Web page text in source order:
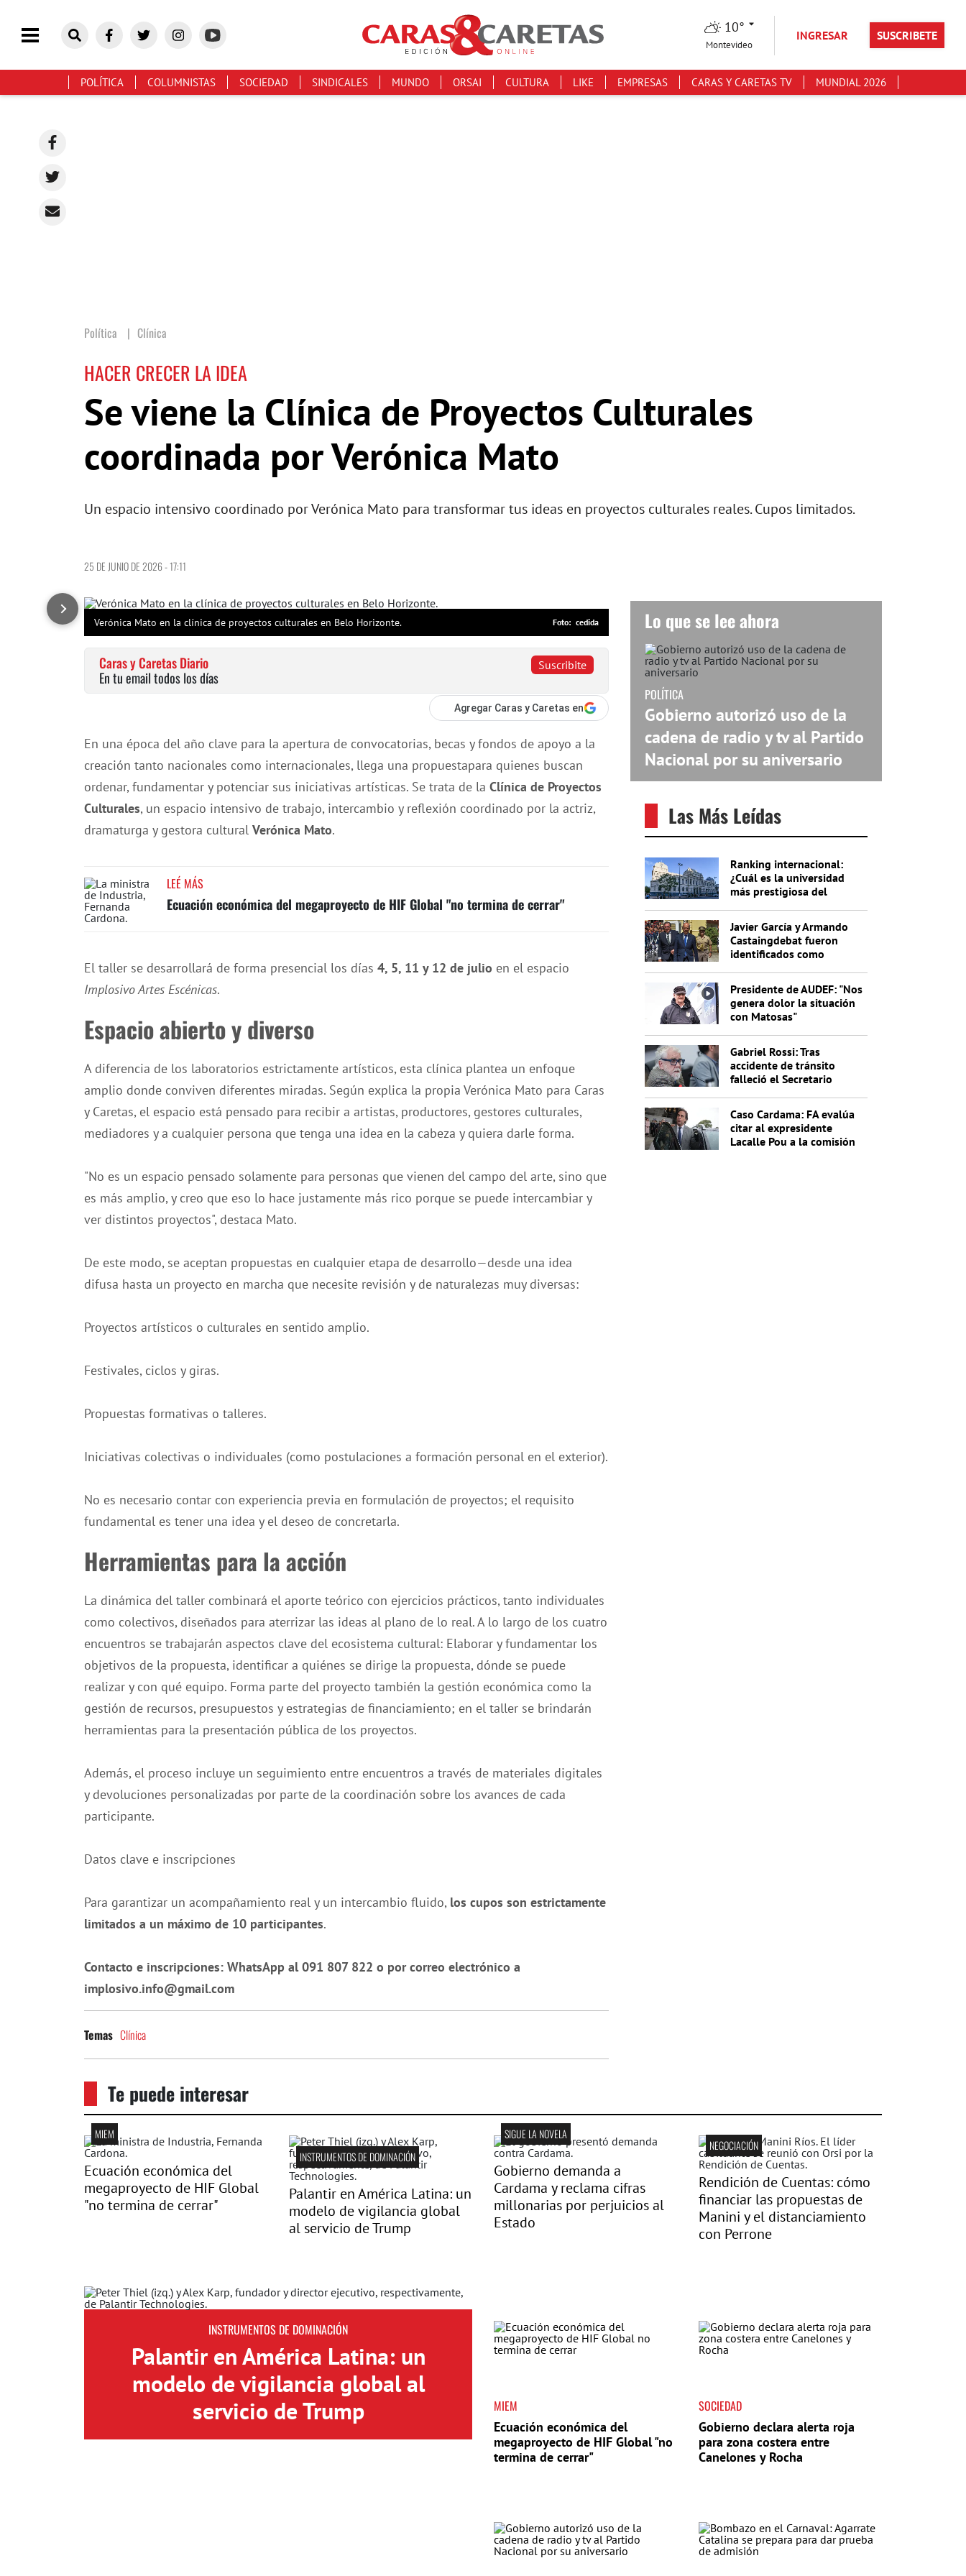
10°
Montevideo
INGRESAR SUSCRIBETE
POLÍTICA COLUMNISTAS SOCIEDAD SINDICALES MUNDO ORSAI CULTURA LIKE EMPRESAS CARAS Y CARETAS TV MUNDIAL 2026
Política Clínica
HACER CRECER LA IDEA
Se viene la Clínica de Proyectos Culturales
coordinada por Verónica Mato
Un espacio intensivo coordinado por Verónica Mato para transformar tus ideas en proyectos culturales reales. Cupos limitados.
25 DE JUNIO DE 2026 - 17:11
Verónica Mato en la clínica de proyectos culturales en Belo Horizonte. cedida
Suscribite
Caras y Caretas Diario
En tu email todos los días
Agregar Caras y Caretas en
En una época del año clave para la apertura de convocatorias, becas y fondos de apoyo a la
creación tanto nacionales como internacionales, llega una propuestapara quienes buscan
ordenar, fundamentar y potenciar sus iniciativas artísticas. Se trata de la Clínica de Proyectos
Culturales, un espacio intensivo de trabajo, intercambio y reflexión coordinado por la actriz,
dramaturga y gestora cultural Verónica Mato.
LEÉ MÁS
Ecuación económica del megaproyecto de HIF Global "no termina de cerrar"
El taller se desarrollará de forma presencial los días 4, 5, 11 y 12 de julio en el espacio
Implosivo Artes Escénicas.
Espacio abierto y diverso
A diferencia de los laboratorios estrictamente artísticos, esta clínica plantea un enfoque
amplio donde conviven diferentes miradas. Según explica la propia Verónica Mato para Caras
y Caretas, el espacio está pensado para recibir a artistas, productores, gestores culturales,
mediadores y a cualquier persona que tenga una idea en la cabeza y quiera darle forma.
"No es un espacio pensado solamente para personas que vienen del campo del arte, sino que
es más amplio, y creo que eso lo hace justamente más rico porque se puede intercambiar y
ver distintos proyectos", destaca Mato.
De este modo, se aceptan propuestas en cualquier etapa de desarrollo—desde una idea
difusa hasta un proyecto en marcha que necesite revisión y de naturalezas muy diversas:
Proyectos artísticos o culturales en sentido amplio.
Festivales, ciclos y giras.
Propuestas formativas o talleres.
Iniciativas colectivas o individuales (como postulaciones a formación personal en el exterior).
No es necesario contar con experiencia previa en formulación de proyectos; el requisito
fundamental es tener una idea y el deseo de concretarla.
Herramientas para la acción
La dinámica del taller combinará el aporte teórico con ejercicios prácticos, tanto individuales
como colectivos, diseñados para aterrizar las ideas al plano de lo real. A lo largo de los cuatro
encuentros se trabajarán aspectos clave del ecosistema cultural: Elaborar y fundamentar los
objetivos de la propuesta, identificar a quiénes se dirige la propuesta, dónde se puede
realizar y con qué equipo. Forma parte del proyecto también la gestión económica como la
gestión de recursos, presupuestos y estrategias de financiamiento; en el taller se brindarán
herramientas para la presentación pública de los proyectos.
Además, el proceso incluye un seguimiento entre encuentros a través de materiales digitales
y devoluciones personalizadas por parte de la coordinación sobre los avances de cada
participante.
Datos clave e inscripciones
Para garantizar un acompañamiento real y un intercambio fluido, los cupos son estrictamente
limitados a un máximo de 10 participantes.
Contacto e inscripciones: WhatsApp al 091 807 822 o por correo electrónico a
implosivo.info@gmail.com
Temas Clínica
Lo que se lee ahora
POLÍTICA
Gobierno autorizó uso de la
cadena de radio y tv al Partido
Nacional por su aniversario
Las Más Leídas
Ranking internacional:
¿Cuál es la universidad
más prestigiosa del
Javier García y Armando
Castaingdebat fueron
identificados como
Presidente de AUDEF: "Nos
genera dolor la situación
con Matosas"
Gabriel Rossi: Tras
accidente de tránsito
falleció el Secretario
Caso Cardama: FA evalúa
citar al expresidente
Lacalle Pou a la comisión
Te puede interesar
MIEM
Ecuación económica del
megaproyecto de HIF Global
"no termina de cerrar"
INSTRUMENTOS DE DOMINACIÓN
Palantir en América Latina: un
modelo de vigilancia global
al servicio de Trump
SIGUE LA NOVELA
Gobierno demanda a
Cardama y reclama cifras
millonarias por perjuicios al
Estado
NEGOCIACIÓN
Rendición de Cuentas: cómo
financiar las propuestas de
Manini y el distanciamiento
con Perrone
INSTRUMENTOS DE DOMINACIÓN
Palantir en América Latina: un
modelo de vigilancia global al
servicio de Trump
MIEM
Ecuación económica del
megaproyecto de HIF Global "no
termina de cerrar"
SOCIEDAD
Gobierno declara alerta roja
para zona costera entre
Canelones y Rocha